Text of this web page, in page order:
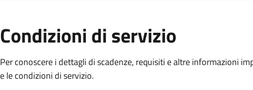
Condizioni di servizio
Per conoscere i dettagli di scadenze, requisiti e altre informazioni
e le condizioni di servizio.